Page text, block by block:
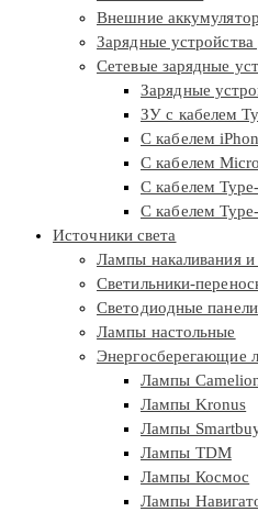
Внешние
Зарядные
Сетевые зарядные
Зарядные
ЗУ с кабелем
С кабелем
С кабелем Micro
С кабелем
С кабелем
Источники света
Лампы накаливания и
Светильники-
Светодиодные
Лампы настольные
Энергосберегающие
Лампы
Лампы Kronus
Лампы
Лампы TDM
Лампы Космос
Лампы